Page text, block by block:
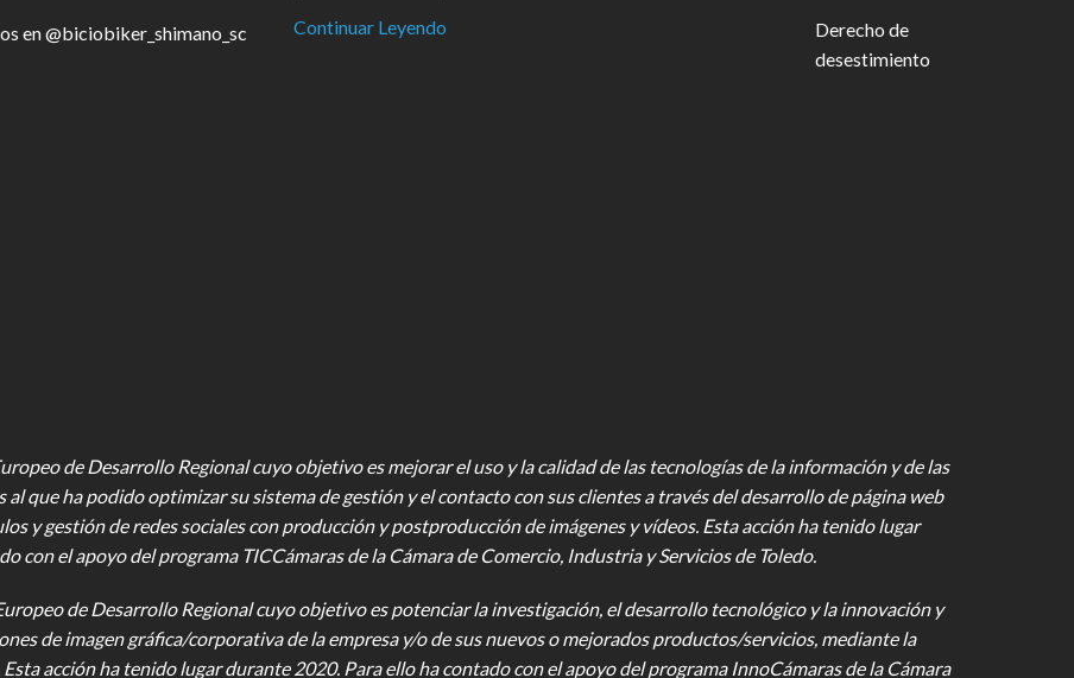
en@biciobiker_shimano_sc
Continuar Leyendo
Derecho de
desestimiento
de Desarrollo Regional cuyo objetivo es mejorar el uso y la calidad de las tecnologías de la información y de las
al que ha podido optimizar su sistema de gestión y el contacto con sus clientes a través del desarrollo de página web
y gestión de redes sociales con producción y postproducción de imágenes y vídeos. Esta acción ha tenido lugar
con el apoyo del programa TICCámaras de la Cámara de Comercio, Industria y Servicios de Toledo.
de Desarrollo Regional cuyo objetivo es potenciar la investigación, el desarrollo tecnológico y la innovación y
de imagen gráfica/corporativa de la empresa y/o de sus nuevos o mejorados productos/servicios, mediante la
acción ha tenido lugar durante 2020. Para ello ha contado con el apoyo del programa InnoCámaras de la Cámara